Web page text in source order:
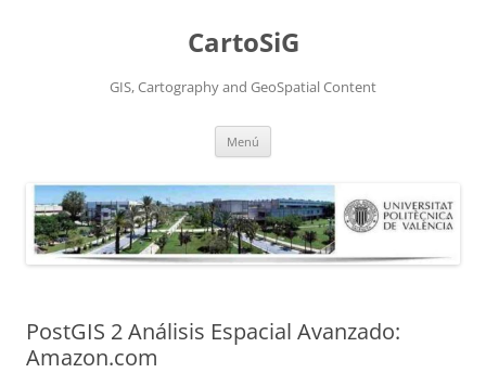
CartoSiG
GIS, Cartography and GeoSpatial Content
Menú
PostGIS 2 Análisis Espacial Avanzado:
Amazon.com